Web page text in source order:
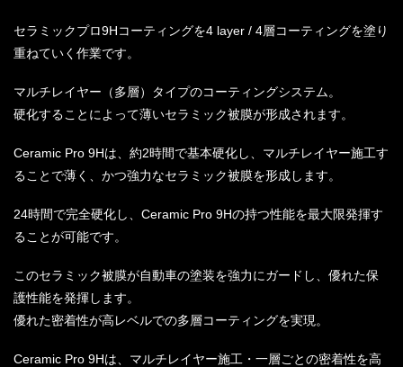
セラミックプロ9Hコーティングを4 layer / 4層コーティングを塗り
重ねていく作業です。
マルチレイヤー（多層）タイプのコーティングシステム。
硬化することによって薄いセラミック被膜が形成されます。
Ceramic Pro 9Hは、約2時間で基本硬化し、マルチレイヤー施工す
ることで薄く、かつ強力なセラミック被膜を形成します。
24時間で完全硬化し、Ceramic Pro 9Hの持つ性能を最大限発揮す
ることが可能です。
このセラミック被膜が自動車の塗装を強力にガードし、優れた保
護性能を発揮します。
優れた密着性が高レベルでの多層コーティングを実現。
Ceramic Pro 9Hは、マルチレイヤー施工・一層ごとの密着性を高